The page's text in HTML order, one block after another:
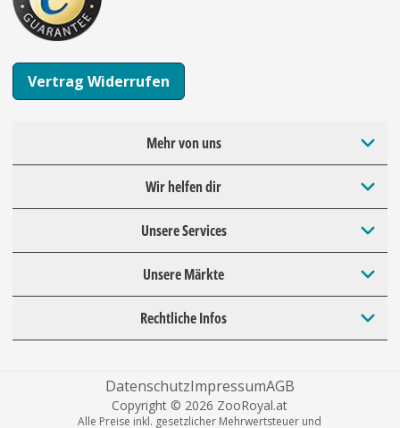
Vertrag Widerrufen
Mehr von uns
Wir helfen dir
Unsere Services
Unsere Märkte
Rechtliche Infos
DatenschutzImpressumAGB
Copyright © 2026 ZooRoyal.at
Alle Preise inkl. gesetzlicher Mehrwertsteuer und